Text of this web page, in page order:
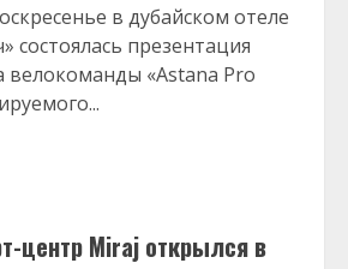
в дубайском отеле
состоялась презентация
велокоманды «Astana Pro
центр Miraj открылся в